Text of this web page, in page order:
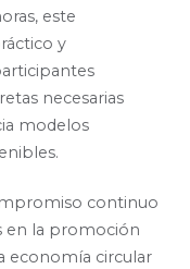
este
y
necesarias
modelos
continuo
en la promoción
economía circular